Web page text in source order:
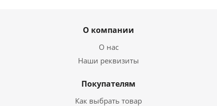
О компании
О нас
Наши реквизиты
Покупателям
Как выбрать товар